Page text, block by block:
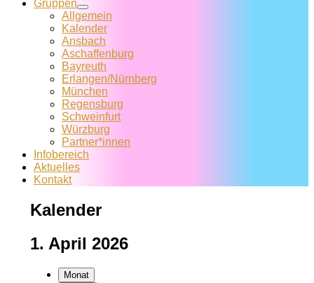
Gruppen
Allgemein
Kalender
Ansbach
Aschaffenburg
Bayreuth
Erlangen/Nürnberg
München
Regensburg
Schweinfurt
Würzburg
Partner*innen
Infobereich
Aktuelles
Kontakt
Kalender
1. April 2026
Monat